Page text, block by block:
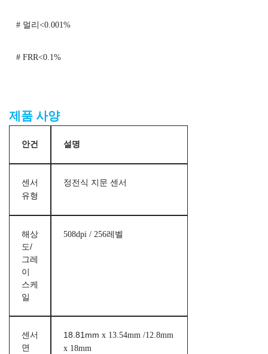
# 멀리<0.001%
# FRR<0.1%
제품 사양
안건 설명
센서
유형
정전식 지문 센서
해상
도/
그레
이
스케
일
508dpi / 256레벨
센서
면
18.81mm x 13.54mm /12.8mm
x 18mm